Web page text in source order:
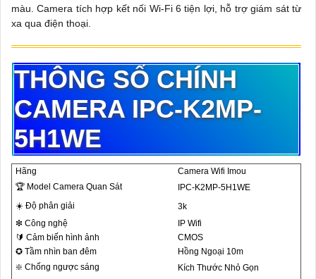
màu. Camera tích hợp kết nối Wi-Fi 6 tiện lợi, hỗ trợ giám sát từ
xa qua điện thoại.
THÔNG SỐ CHÍNH
CAMERA IPC-K2MP-
5H1WE
Hãng
Camera Wifi Imou
🏆 Model Camera Quan Sát
IPC-K2MP-5H1WE
☀️ Độ phân giải
3k
❇ Công nghệ
IP Wifi
🔰 Cảm biến hình ảnh
CMOS
✪ Tầm nhìn ban đêm
Hồng Ngoại 10m
❇️ Chống ngược sáng
Kích Thước Nhỏ Gọn